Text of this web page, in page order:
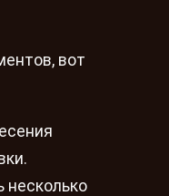
вот
несколько